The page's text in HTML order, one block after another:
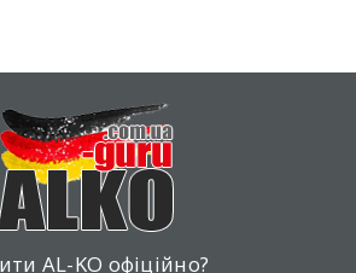
AL-KO офіційно?